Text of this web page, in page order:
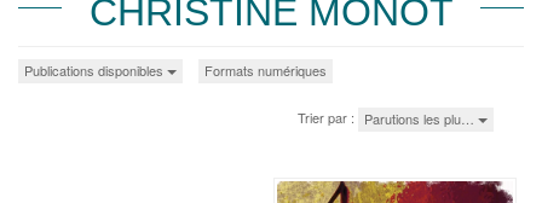
CHRISTINE MONOT
Publications disponibles Formats numériques
Trier par : Parutions les plu…